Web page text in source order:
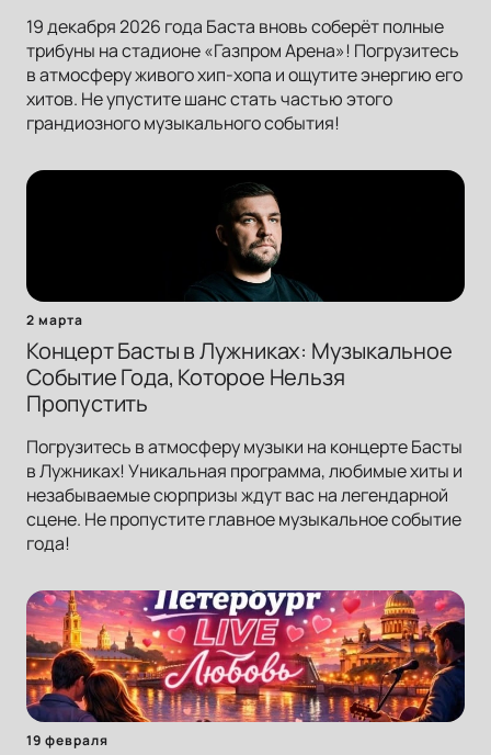
19 декабря 2026 года Баста вновь соберёт полные
трибуны на стадионе «Газпром Арена»! Погрузитесь
в атмосферу живого хип-хопа и ощутите энергию его
хитов. Не упустите шанс стать частью этого
грандиозного музыкального события!
2 марта
Концерт Басты в Лужниках: Музыкальное
Событие Года, Которое Нельзя
Пропустить
Погрузитесь в атмосферу музыки на концерте Басты
в Лужниках! Уникальная программа, любимые хиты и
незабываемые сюрпризы ждут вас на легендарной
сцене. Не пропустите главное музыкальное событие
года!
19 февраля